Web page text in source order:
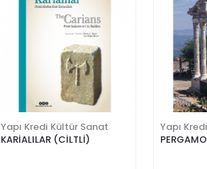
Yapı Kredi Kültür Sanat
KARİALILAR (CİLTLİ)
Yapı